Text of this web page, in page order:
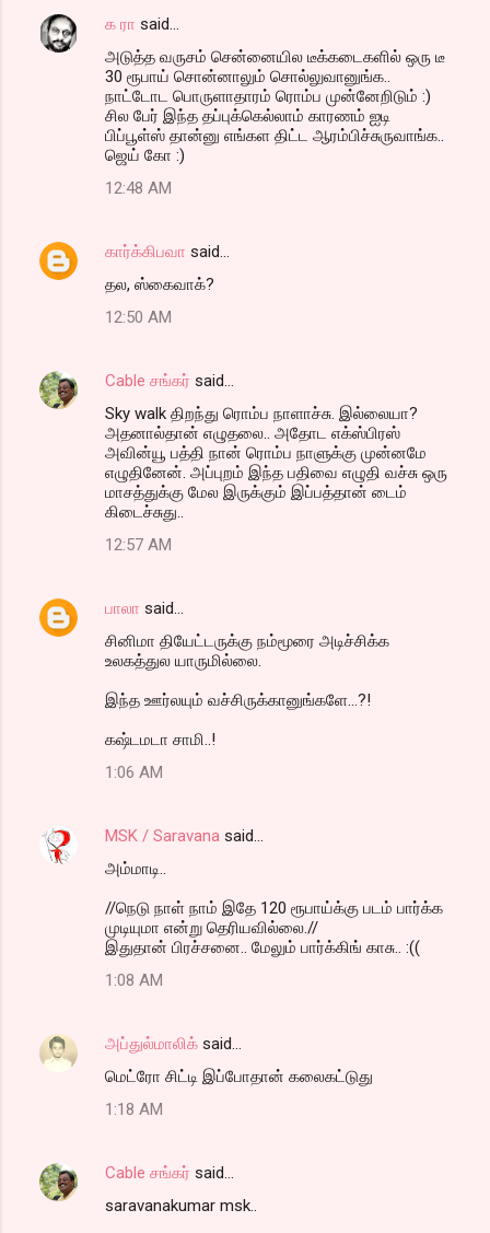
க ரா said…
அடுத்த வருசம் சென்னையில டீக்கடைகளில் ஒரு டீ
30 ரூபாய் சொன்னாலும் சொல்லுவானுங்க..
நாட்டோட பொருளாதாரம் ரொம்ப முன்னேறிடும் :)
சில பேர் இந்த தப்புக்கெல்லாம் காரணம் ஐடி
பிப்பூள்ஸ் தான்னு எங்கள திட்ட ஆரம்பிச்சுருவாங்க..
ஜெய் கோ :)
12:48 AM
கார்க்கிபவா said…
தல, ஸ்கைவாக்?
12:50 AM
Cable சங்கர் said…
Sky walk திறந்து ரொம்ப நாளாச்சு. இல்லையா?
அதனால்தான் எழுதலை.. அதோட எக்ஸ்பிரஸ்
அவின்யூ பத்தி நான் ரொம்ப நாளுக்கு முன்னமே
எழுதினேன். அப்புறம் இந்த பதிவை எழுதி வச்சு ஒரு
மாசத்துக்கு மேல இருக்கும் இப்பத்தான் டைம்
கிடைச்சுது..
12:57 AM
பாலா said…
சினிமா தியேட்டருக்கு நம்மூரை அடிச்சிக்க
உலகத்துல யாருமில்லை.
இந்த ஊர்லயும் வச்சிருக்கானுங்களே...?!
கஷ்டமடா சாமி..!
1:06 AM
MSK / Saravana said…
அம்மாடி..
//நெடு நாள் நாம் இதே 120 ரூபாய்க்கு படம் பார்க்க
முடியுமா என்று தெரியவில்லை.//
இதுதான் பிரச்சனை.. மேலும் பார்க்கிங் காசு.. :((
1:08 AM
அப்துல்மாலிக் said…
மெட்ரோ சிட்டி இப்போதான் கலைகட்டுது
1:18 AM
Cable சங்கர் said…
saravanakumar msk..